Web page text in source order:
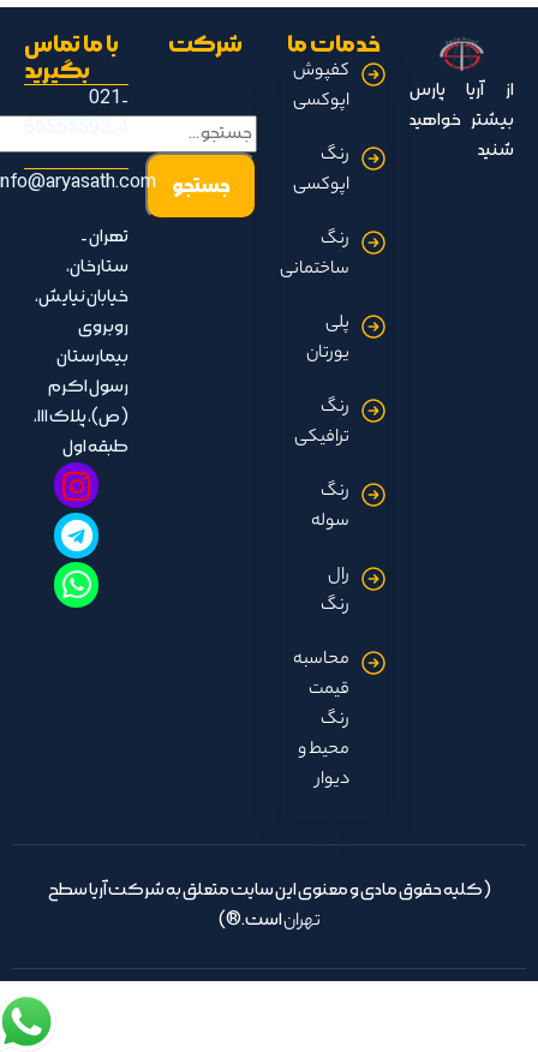
از آریا پارس
بیشتر خواهید
شنید
خدمات ما
کفپوش
اپوکسی
رنگ
اپوکسی
رنگ
ساختمانی
پلی
یورتان
رنگ
ترافیکی
رنگ
سوله
رال
رنگ
محاسبه
قیمت
رنگ
محیط و
دیوار
شرکت
با ما تماس
بگیرید
021-
info@aryasath.com
تهران -
ستارخان،
خیابان نیایش،
روبروی
بیمارستان
رسول اکرم
(ص)، پلاک ۱۱۱،
طبقه اول
(کلیه حقوق مادی و معنوی این سایت متعلق به شرکت آریا سطح
تهراناست.®)